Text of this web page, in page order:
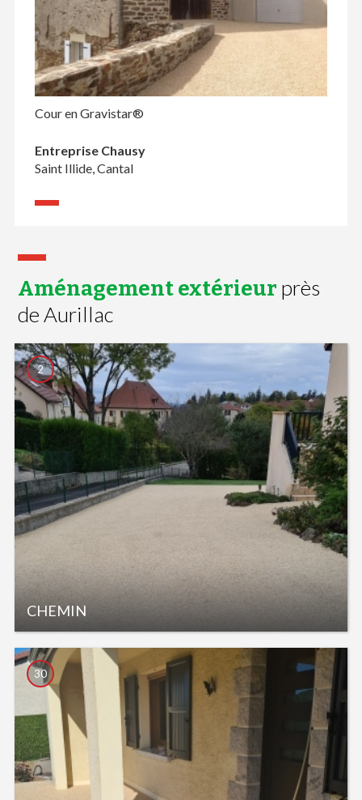
Cour en Gravistar®
Entreprise Chausy
Saint Illide, Cantal
Aménagement extérieur près
de Aurillac
CHEMIN
2
30